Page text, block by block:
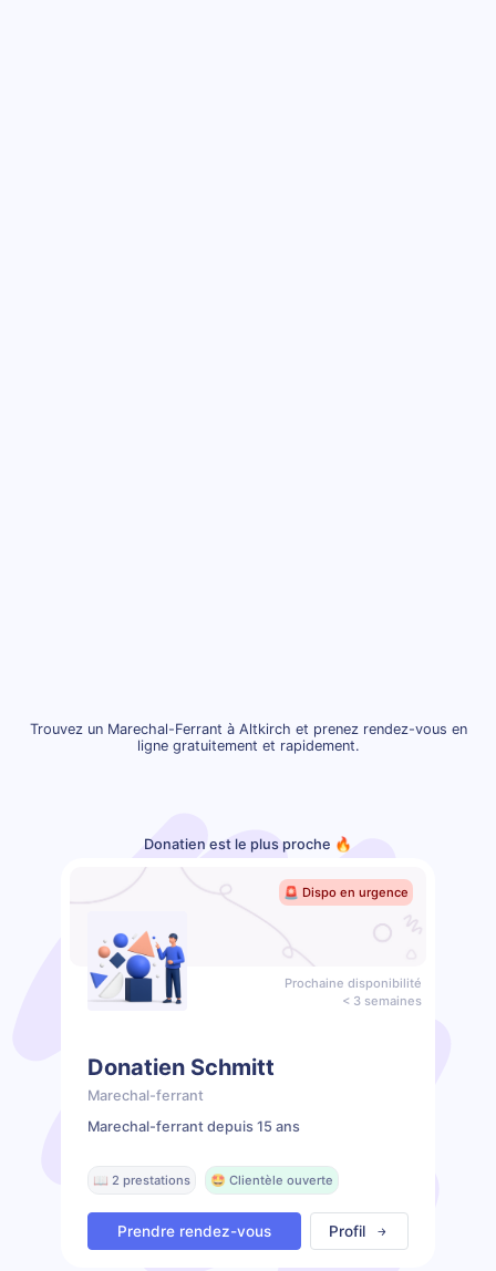
Trouvez un Marechal-Ferrant à Altkirch et prenez rendez-vous en
ligne gratuitement et rapidement.
Donatien est le plus proche 🔥
🚨 Dispo en urgence
Prochaine disponibilité
< 3 semaines
Donatien Schmitt
Marechal-ferrant
Marechal-ferrant depuis 15 ans
📖 2 prestations 🤩 Clientèle ouverte
Prendre rendez-vous Profil